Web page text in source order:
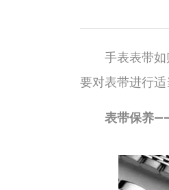
手表表带
要对表带进行适
表带保养